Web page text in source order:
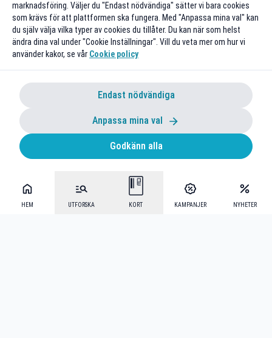
HEM UTFORSKA KORT KAMPANJER NYHETER
marknadsföring. Väljer du "Endast nödvändiga" sätter vi bara cookies
som krävs för att plattformen ska fungera. Med "Anpassa mina val" kan
du själv välja vilka typer av cookies du tillåter. Du kan när som helst
ändra dina val under "Cookie Inställningar". Vill du veta mer om hur vi
använder kakor, se vår Cookie policy
Endast nödvändiga
Anpassa mina val
Godkänn alla